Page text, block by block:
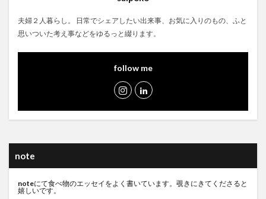
夫婦２人暮らし。 日常でシェアしたい出来事、お気に入りのもの、ふと
思いついた考え事などをゆるっと綴ります。
follow me
note
noteにて食べ物のエッセイをよく書いています。覗きにきてくださると
嬉しいです。